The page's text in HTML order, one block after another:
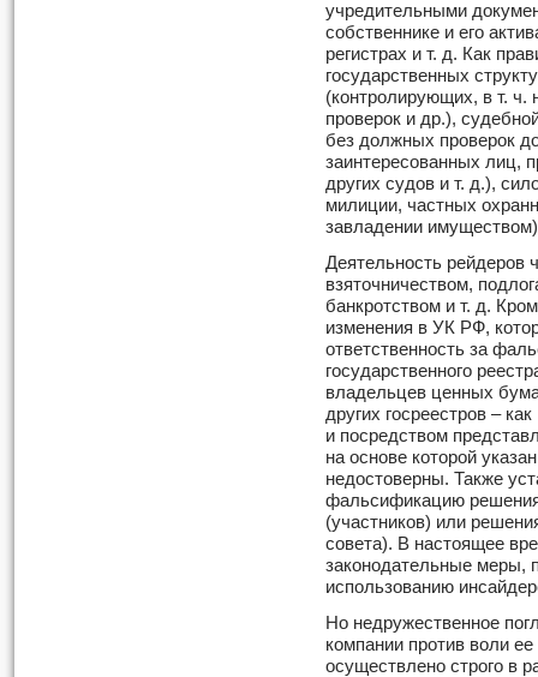
учредительными
собственнике и его
регистрах и т. д. Как
государственных
(контролирующих, в т. ч.
проверок и др.),
без должных проверок
заинтересованных лиц,
других судов и т. д.),
милиции, частных
завладении
Деятельность рейдеров
взяточничеством,
банкротством и т. д.
изменения в УК РФ,
ответственность за
государственного
владельцев ценных
других госреестров –
и посредством
на основе которой
недостоверны. Также
фальсификацию
(участников) или
совета). В настоящее
законодательные меры,
использованию
Но недружественное
компании против воли
осуществлено строго в